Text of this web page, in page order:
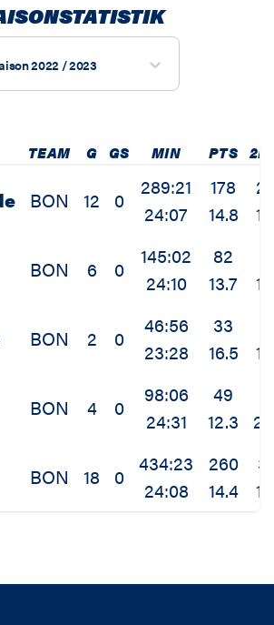
2022 / 2023
TEAM G GS MIN PTS
BON 12 0
289:21
24:07
178
14.8
1.7
BON 6 0
145:02
24:10
82
13.7
BON 2 0
46:56
23:28
33
16.5
BON 4 0
98:06
24:31
49
12.3
BON 18 0
434:23
24:08
260
14.4
31
1.7